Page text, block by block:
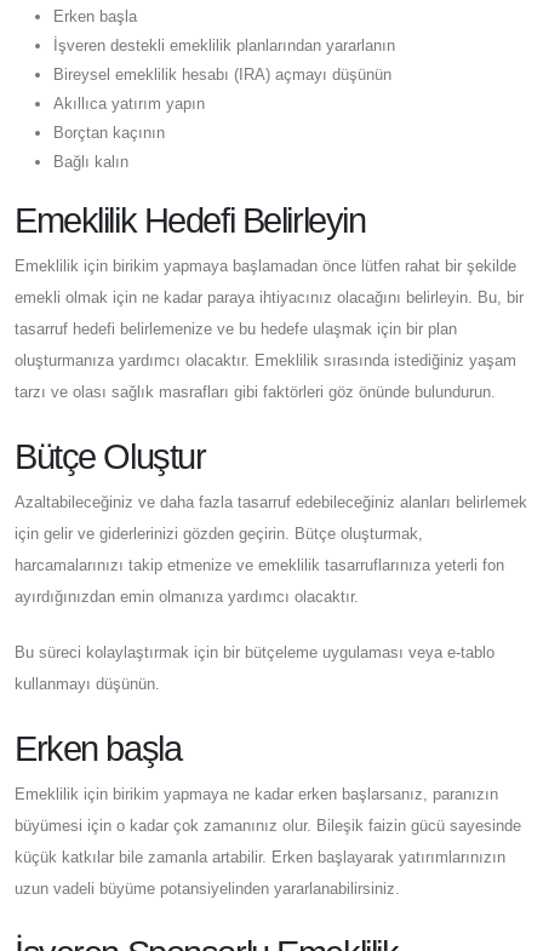
Erken başla
İşveren destekli emeklilik planlarından yararlanın
Bireysel emeklilik hesabı (IRA) açmayı düşünün
Akıllıca yatırım yapın
Borçtan kaçının
Bağlı kalın
Emeklilik Hedefi Belirleyin
Emeklilik için birikim yapmaya başlamadan önce lütfen rahat bir şekilde
emekli olmak için ne kadar paraya ihtiyacınız olacağını belirleyin. Bu, bir
tasarruf hedefi belirlemenize ve bu hedefe ulaşmak için bir plan
oluşturmanıza yardımcı olacaktır. Emeklilik sırasında istediğiniz yaşam
tarzı ve olası sağlık masrafları gibi faktörleri göz önünde bulundurun.
Bütçe Oluştur
Azaltabileceğiniz ve daha fazla tasarruf edebileceğiniz alanları belirlemek
için gelir ve giderlerinizi gözden geçirin. Bütçe oluşturmak,
harcamalarınızı takip etmenize ve emeklilik tasarruflarınıza yeterli fon
ayırdığınızdan emin olmanıza yardımcı olacaktır.
Bu süreci kolaylaştırmak için bir bütçeleme uygulaması veya e-tablo
kullanmayı düşünün.
Erken başla
Emeklilik için birikim yapmaya ne kadar erken başlarsanız, paranızın
büyümesi için o kadar çok zamanınız olur. Bileşik faizin gücü sayesinde
küçük katkılar bile zamanla artabilir. Erken başlayarak yatırımlarınızın
uzun vadeli büyüme potansiyelinden yararlanabilirsiniz.